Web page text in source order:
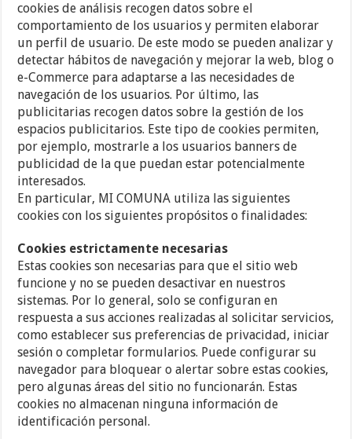
cookies de análisis recogen datos sobre el
comportamiento de los usuarios y permiten elaborar
un perfil de usuario. De este modo se pueden analizar y
detectar hábitos de navegación y mejorar la web, blog o
e-Commerce para adaptarse a las necesidades de
navegación de los usuarios. Por último, las
publicitarias recogen datos sobre la gestión de los
espacios publicitarios. Este tipo de cookies permiten,
por ejemplo, mostrarle a los usuarios banners de
publicidad de la que puedan estar potencialmente
interesados.
En particular, MI COMUNA utiliza las siguientes
cookies con los siguientes propósitos o finalidades:
Cookies estrictamente necesarias
Estas cookies son necesarias para que el sitio web
funcione y no se pueden desactivar en nuestros
sistemas. Por lo general, solo se configuran en
respuesta a sus acciones realizadas al solicitar servicios,
como establecer sus preferencias de privacidad, iniciar
sesión o completar formularios. Puede configurar su
navegador para bloquear o alertar sobre estas cookies,
pero algunas áreas del sitio no funcionarán. Estas
cookies no almacenan ninguna información de
identificación personal.